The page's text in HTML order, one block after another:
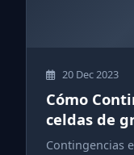
20 Dec 2023
Cómo
celdas de
Contingencias